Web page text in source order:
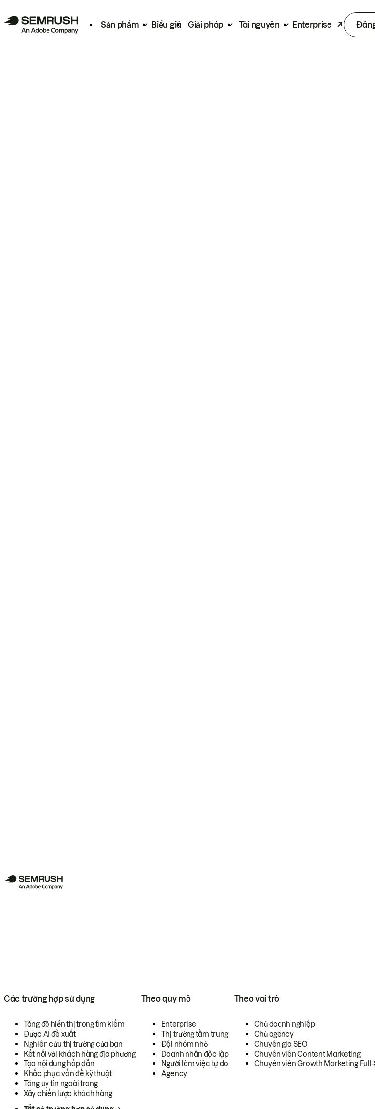
Sản phẩm Biểu giá Giải pháp Tài nguyên Enterprise
Các trường hợp sử dụng
Tăng độ hiển thị trong tìm kiếm
Được AI đề xuất
Nghiên cứu thị trường của bạn
Kết nối với khách hàng địa phương
Tạo nội dung hấp dẫn
Khắc phục vấn đề kỹ thuật
Tăng uy tín ngoài trang
Xây chiến lược khách hàng
Theo quy mô
Enterprise
Thị trường tầm trung
Đội nhóm nhỏ
Doanh nhân độc lập
Người làm việc tự do
Agency
Theo vai trò
Chủ doanh nghiệp
Chủ agency
Chuyên gia SEO
Chuyên viên Content Marketing
Chuyên viên Growth Marketing